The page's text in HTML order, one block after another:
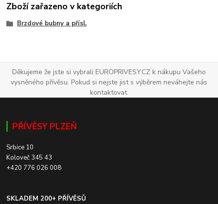
Zboží zařazeno v kategoriích
Brzdové bubny a přísl.
Děkujeme že jste si vybrali EUROPRIVESY.CZ k nákupu Vašeho
vysněného přívěsu. Pokud si nejste jist s výběrem neváhejte nás
kontaktovat.
PŘÍVĚSY PLZEŇ
Srbice 10
Koloveč 345 43
+420 776 026 008
SKLADEM 200+ PŘÍVĚSŮ